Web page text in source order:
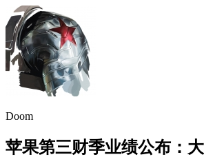
Doom
苹果第三财季业绩公布：